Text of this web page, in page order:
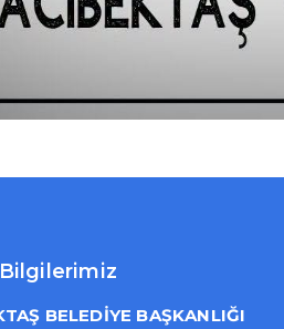
BELEDİYE BAŞKANLIĞI